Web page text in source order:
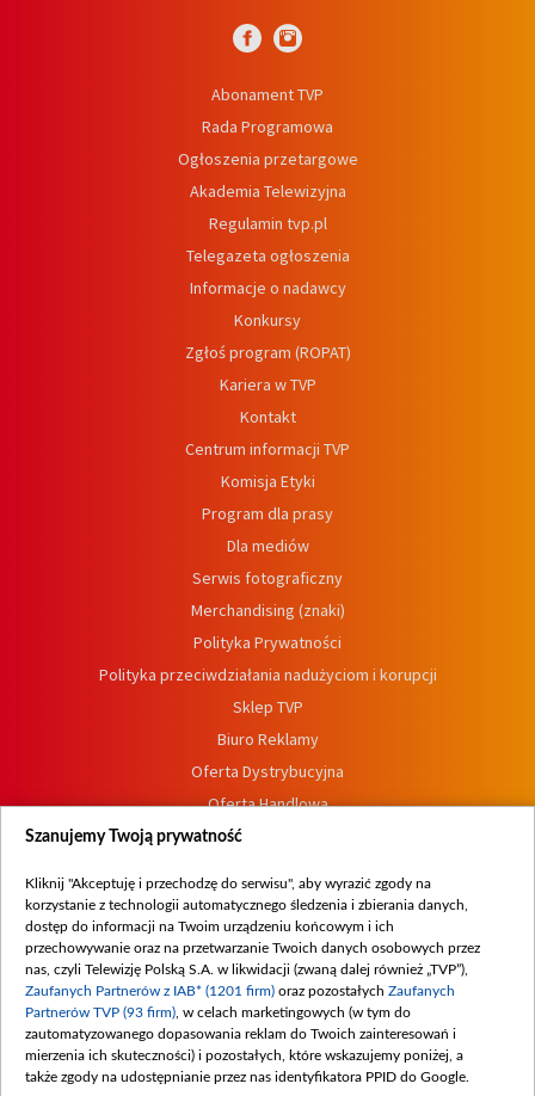
Abonament TVP
Rada Programowa
Ogłoszenia przetargowe
Akademia Telewizyjna
Regulamin tvp.pl
Telegazeta ogłoszenia
Informacje o nadawcy
Konkursy
Zgłoś program (ROPAT)
Kariera w TVP
Kontakt
Centrum informacji TVP
Komisja Etyki
Program dla prasy
Dla mediów
Serwis fotograficzny
Merchandising (znaki)
Polityka Prywatności
Polityka przeciwdziałania nadużyciom i korupcji
Sklep TVP
Biuro Reklamy
Oferta Dystrybucyjna
Oferta Handlowa
Dostępność
Procedura zgłoszeń wewnętrznych
Szanujemy Twoją prywatność
Kliknij "Akceptuję i przechodzę do serwisu", aby wyrazić zgody na
korzystanie z technologii automatycznego śledzenia i zbierania danych,
dostęp do informacji na Twoim urządzeniu końcowym i ich
przechowywanie oraz na przetwarzanie Twoich danych osobowych przez
nas, czyli Telewizję Polską S.A. w likwidacji (zwaną dalej również „TVP”),
Zaufanych Partnerów z IAB* (1201 firm) oraz pozostałych Zaufanych
Partnerów TVP (93 firm) , w celach marketingowych (w tym do
zautomatyzowanego dopasowania reklam do Twoich zainteresowań i
mierzenia ich skuteczności) i pozostałych, które wskazujemy poniżej, a
także zgody na udostępnianie przez nas identyfikatora PPID do Google.